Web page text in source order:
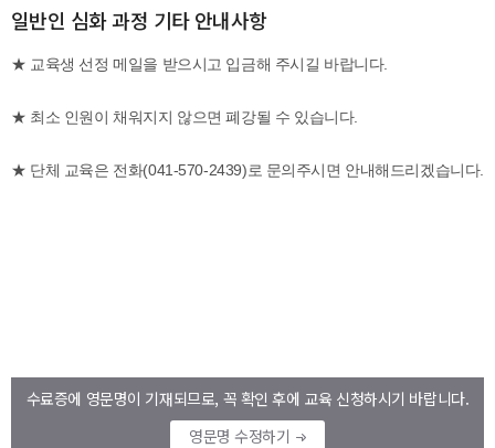
일반인 심화 과정 기타 안내사항
수료증에 영문명이 기재되므로, 꼭 확인 후에 교육 신청하시기 바랍니다.
영문명 수정하기